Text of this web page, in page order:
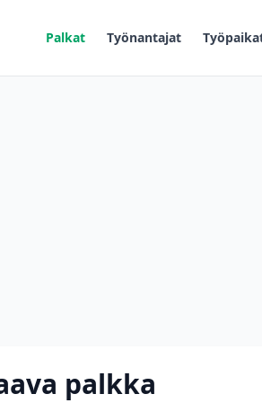
Palkat Työnantajat
palkka